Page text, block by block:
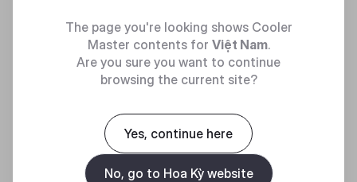
HAF 700
MẠNH MẼ VÀ TINH NHUỆ
The page you're looking shows Cooler
Master contents for Việt Nam.
Are you sure you want to continue
browsing the current site?
Yes, continue here
No, go to Hoa Kỳ website